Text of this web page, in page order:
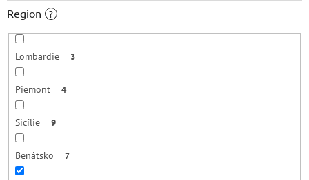
Region ?
Lombardie 3
Piemont 4
Sicílie 9
Benátsko 7